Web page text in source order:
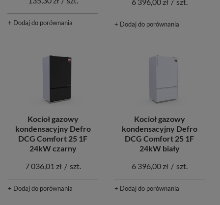
+ Dodaj do porównania + Dodaj do porównania
Kocioł gazowy
kondensacyjny Defro
DCG Comfort 25 1F
24kW czarny
7 036,01 zł / szt.
+ Dodaj do porównania
Kocioł gazowy
kondensacyjny Defro
DCG Comfort 25 1F
24kW biały
6 396,00 zł / szt.
+ Dodaj do porównania